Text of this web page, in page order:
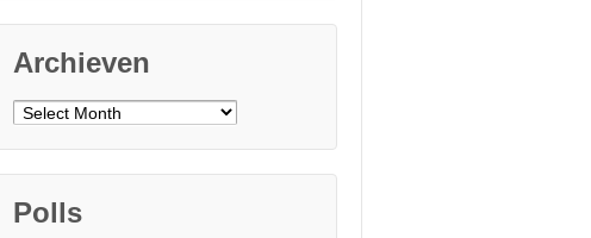
Archieven
Archieven
Polls